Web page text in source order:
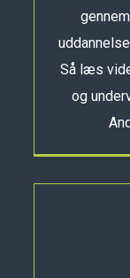
Så læs
og